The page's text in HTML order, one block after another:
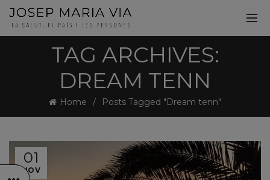
TAG ARCHIVES:
DREAM TENN
Home Posts Tagged "Dream tenn"
01
NOV